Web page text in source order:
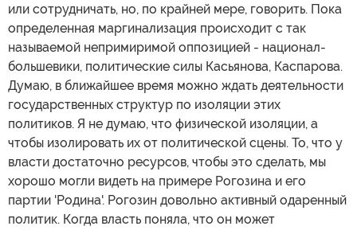
или сотрудничать, но, по крайней мере, говорить. Пока
определенная маргинализация происходит с так
называемой непримиримой оппозицией - национал-
большевики, политические силы Касьянова, Каспарова.
Думаю, в ближайшее время можно ждать деятельности
государственных структур по изоляции этих
политиков. Я не думаю, что физической изоляции, а
чтобы изолировать их от политической сцены. То, что у
власти достаточно ресурсов, чтобы это сделать, мы
хорошо могли видеть на примере Рогозина и его
партии 'Родина'. Рогозин довольно активный одаренный
политик. Когда власть поняла, что он может